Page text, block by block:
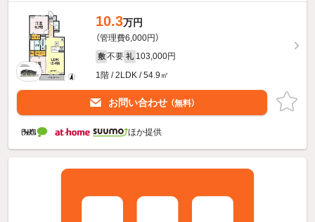
10.3万円
（管理費6,000円）
敷 不要 礼 103,000円
1階 / 2LDK / 54.9㎡
お問い合わせ （無料）
ほか提供